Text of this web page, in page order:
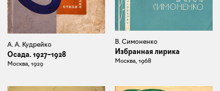
А. А. Кудрейко
Осада. 1927–1928
Москва, 1929
В. Симоненко
Избранная лирика
Москва, 1968